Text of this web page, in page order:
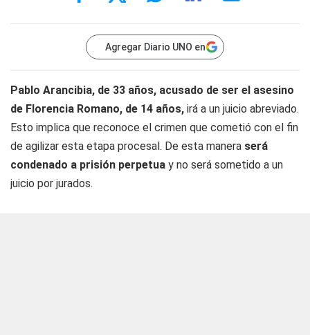
Agregar Diario UNO en
Pablo Arancibia, de 33 años, acusado de ser el asesino
de Florencia Romano, de 14 años, irá a un juicio abreviado.
Esto implica que reconoce el crimen que cometió con el fin
de agilizar esta etapa procesal. De esta manera será
condenado a prisión perpetua y no será sometido a un
juicio por jurados.